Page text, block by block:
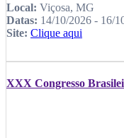
Local: Viçosa, MG
Datas: 14/10/2026 - 16/
Site: Clique aqui
XXX Congresso